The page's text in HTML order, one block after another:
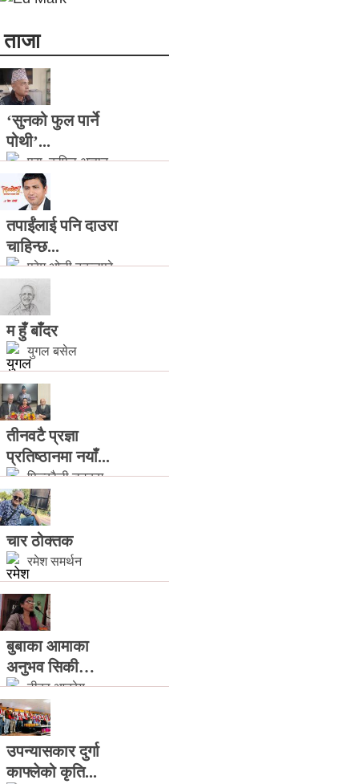
ताजा
‘सुनको फुल पार्ने
पोथी’...
प्रा. कपिल अज्ञात
तपाईंलाई पनि दाउरा
चाहिन्छ...
प्रेम ओली ढकलपुरे
म हुँ बाँदर
युगल बसेल
तीनवटै प्रज्ञा
प्रतिष्ठानमा नयाँ...
फित्काैली डटकम
चार ठोक्तक
रमेश समर्थन
बुबाका आमाका
अनुभव सिकी…
टीका आत्रेय
उपन्यासकार दुर्गा
काफ्लेको कृति...